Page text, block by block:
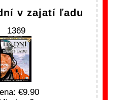
v zajatí ľadu
1369
9.90